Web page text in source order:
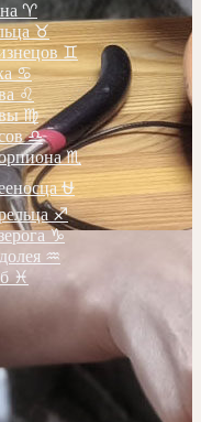
♈️
♉️
♊️
♋️
♌️
♍️
♎️
♏️
⛎
♐️
♑️
♒️
♓️